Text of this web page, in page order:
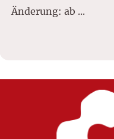
Änderung: ab ...